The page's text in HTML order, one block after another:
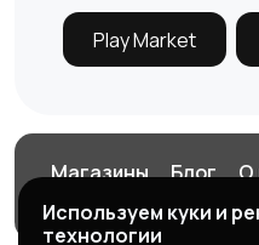
Play Market
Магазины Блог
О
Служба поддержки
Используем куки и
технологии
Заберите